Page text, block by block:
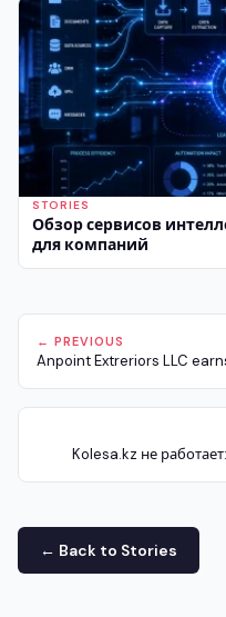
STORIES
Обзор сервисов
для компаний
← PREVIOUS
Anpoint Extreriors LLC
Kolesa.kz не
← Back to Stories